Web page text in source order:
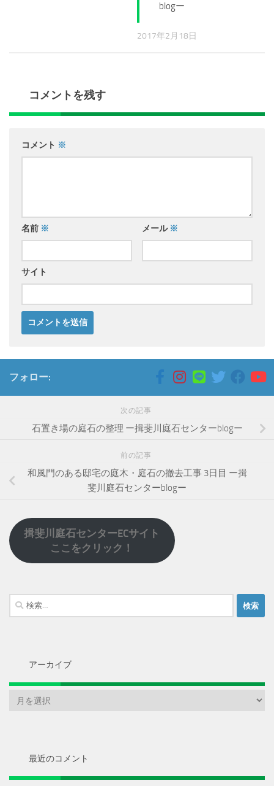
blogー
2017年2月18日
コメントを残す
コメント ※
名前 ※ メール ※
サイト
フォロー:
次の記事
石置き場の庭石の整理 ー揖斐川庭石センターblogー
前の記事
和風門のある邸宅の庭木・庭石の撤去工事 3日目 ー揖
斐川庭石センターblogー
揖斐川庭石センターECサイト
ここをクリック！
検
索:
アーカイブ
最近のコメント